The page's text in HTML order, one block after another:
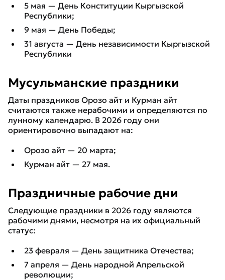
5 мая — День Конституции Кыргызской
Республики;
9 мая — День Победы;
31 августа — День независимости Кыргызской
Республики
Мусульманские праздники
Даты праздников Орозо айт и Курман айт
считаются также нерабочими и определяются по
лунному календарю. В 2026 году они
ориентировочно выпадают на:
Орозо айт — 20 марта;
Курман айт — 27 мая.
Праздничные рабочие дни
Следующие праздники в 2026 году являются
рабочими днями, несмотря на их официальный
статус:
23 февраля — День защитника Отечества;
7 апреля — День народной Апрельской
революции;